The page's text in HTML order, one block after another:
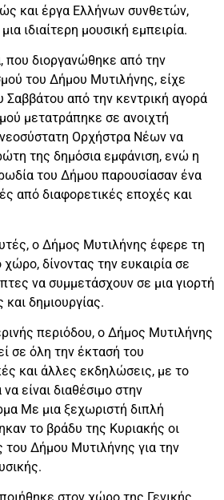
και έργα Ελλήνων συνθετών,
ιδιαίτερη μουσική εμπειρία.
που διοργανώθηκε από την
του Δήμου Μυτιλήνης, είχε
Σαββάτου από την κεντρική αγορά
μετατράπηκε σε ανοιχτή
Ορχήστρα Νέων να
της δημόσια εμφάνιση, ενώ η
του Δήμου παρουσίασαν ένα
από διαφορετικές εποχές και
ο Δήμος Μυτιλήνης έφερε τη
δίνοντας την ευκαιρία σε
να συμμετάσχουν σε μια γιορτή
δημιουργίας.
περιόδου, ο Δήμος Μυτιλήνης
σε όλη την έκτασή του
και άλλες εκδηλώσεις, με το
είναι διαθέσιμο στην
Με μια ξεχωριστή διπλή
το βράδυ της Κυριακής οι
του Δήμου Μυτιλήνης για την